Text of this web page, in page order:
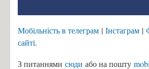
Мобільність в телеграм | Інстаграм |
сайті.
З питаннями сюди або на пошту